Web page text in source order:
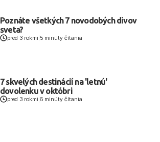
Poznáte všetkých 7 novodobých divov
sveta?
pred 3 rokmi 5 minúty čítania
7 skvelých destinácií na 'letnú'
dovolenku v októbri
pred 3 rokmi 6 minúty čítania